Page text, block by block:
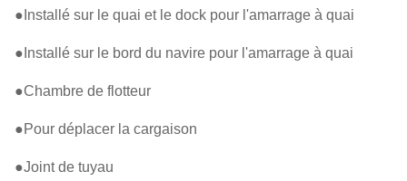
●Installé sur le quai et le dock pour l'amarrage à quai
●Installé sur le bord du navire pour l'amarrage à quai
●Chambre de flotteur
●Pour déplacer la cargaison
●Joint de tuyau